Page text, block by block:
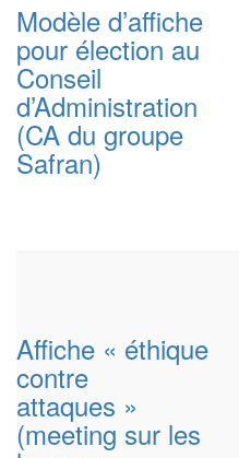
Modèle d’affiche
pour élection au
Conseil
d’Administration
(CA du groupe
Safran)
Affiche « éthique
contre
attaques »
(meeting sur les